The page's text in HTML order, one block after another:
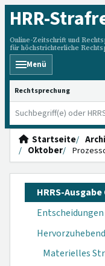
HRR-
Online-Zeitschrift und
für höchstrichterliche
Menü
HRRS durchsuchen
Startseite
Oktober
HRRS-
Entscheidungen
Materielles